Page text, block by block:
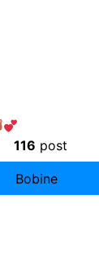
116 post
Bobine